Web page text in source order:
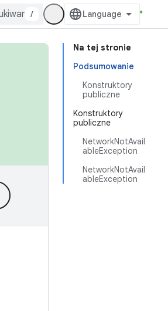
/
Na tej stronie
Podsumowanie
Konstruktory
publiczne
Konstruktory
publiczne
NetworkNotAvail
ableException
NetworkNotAvail
ableException